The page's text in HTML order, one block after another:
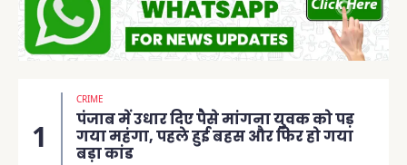
CRIME
पंजाब में उधार दिए पैसे मांगना युवक को पड़
गया महंगा, पहले हुई बहस और फिर हो गया
बड़ा कांड